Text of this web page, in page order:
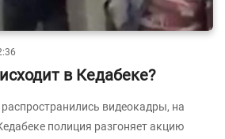
в Кедабеке?
видеокадры, на
полиция разгоняет акцию